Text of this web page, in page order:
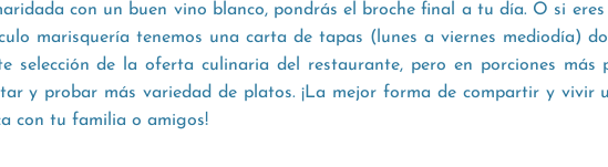
con un buen vino blanco, pondrás el broche final a tu día. O si
marisquería tenemos una carta de tapas (lunes a viernes mediodía)
selección de la oferta culinaria del restaurante, pero en porciones más
y probar más variedad de platos. ¡La mejor forma de compartir y vivir
con tu familia o amigos!